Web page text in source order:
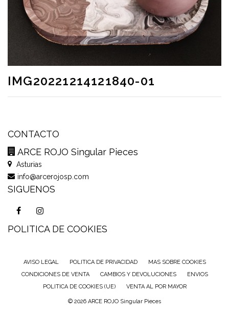
IMG20221214121840-01
CONTACTO
ARCE ROJO Singular Pieces
Asturias
info@arcerojosp.com
SIGUENOS
POLITICA DE COOKIES
AVISO LEGAL POLITICA DE PRIVACIDAD
MAS SOBRE COOKIES
CONDICIONES DE VENTA
CAMBIOS Y DEVOLUCIONES
ENVIOS
POLITICA DE COOKIES (UE)
VENTA AL POR MAYOR
© 2026 ARCE ROJO Singular Pieces